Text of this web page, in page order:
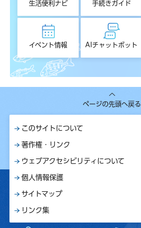
生活便利ナビ 手続きガイド
イベント情報 AIチャットボット
ページの先頭へ戻る
このサイトについて
著作権・リンク
ウェブアクセシビリティについて
個人情報保護
サイトマップ
リンク集